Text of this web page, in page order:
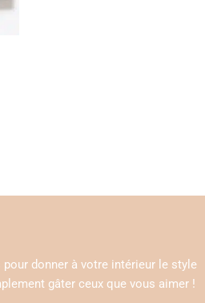
pour donner à votre intérieur le style
gâter ceux que vous aimer !